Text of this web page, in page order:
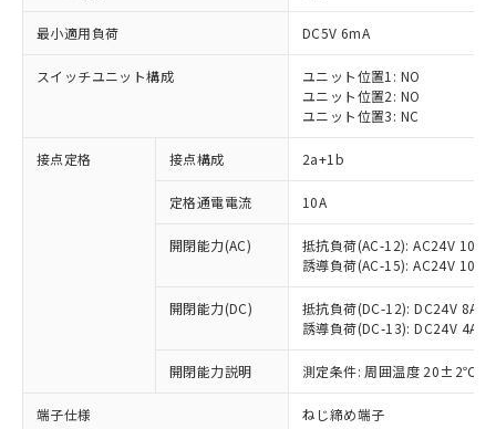
最小適用負荷 DC5V 6mA
スイッチユニット構成
ユニット位置1: NO
ユニット位置2: NO
ユニット位置3: NC
接点定格 接点構成 2a+1b
定格通電電流 10A
開閉能力(AC)
抵抗負荷(AC-12): AC24V 10A/
誘導負荷(AC-15): AC24V
開閉能力(DC)
抵抗負荷(DC-12): DC24V 8A/
誘導負荷(DC-13): DC24V 4A/
開閉能力説明 測定条件: 周囲温度 20±2℃、
端子仕様 ねじ締め端子
ご利用条件
対応済み：EU RoHS指令（10物質）の
非含有に対応した製品が提供可能な商品で
対応予定：EU RoHS指令（10物質）の非含
有に対応した製品に切り替える予定のある
対応予定なし：EU RoHS指令（10物質）の